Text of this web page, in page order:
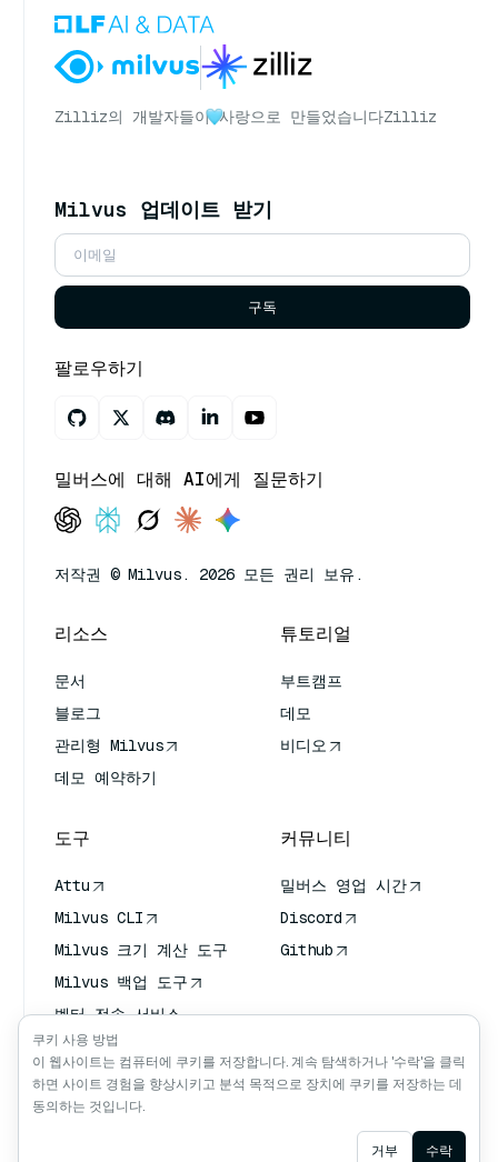
Zilliz의 개발자들이 사랑으로 만들었습니다Zilliz
Milvus 업데이트 받기
구독
팔로우하기
밀버스에 대해 AI에게 질문하기
저작권 © Milvus. 2026 모든 권리 보유.
리소스
문서
블로그
관리형 Milvus
데모 예약하기
튜토리얼
부트캠프
데모
비디오
도구
Attu
Milvus CLI
Milvus 크기 계산 도구
Milvus 백업 도구
벡터 전송 서비스
(VTS)
딥 서처
클로드 컨텍스트
커뮤니티
밀버스 영업 시간
Discord
Github
Ask AI
쿠키 사용 방법
이 웹사이트는 컴퓨터에 쿠키를 저장합니다. 계속 탐색하거나 '수락'을 클릭
하면 사이트 경험을 향상시키고 분석 목적으로 장치에 쿠키를 저장하는 데
동의하는 것입니다.
거부 수락